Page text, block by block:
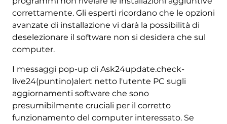
correttamente. Gli esperti ricordano che le opzioni
avanzate di installazione vi darà la possibilità di
deselezionare il software non si desidera che sul
computer.
I messaggi pop-up di Ask24update.check-
live24(puntino)alert netto l'utente PC sugli
aggiornamenti software che sono
presumibilmente cruciali per il corretto
funzionamento del computer interessato. Se